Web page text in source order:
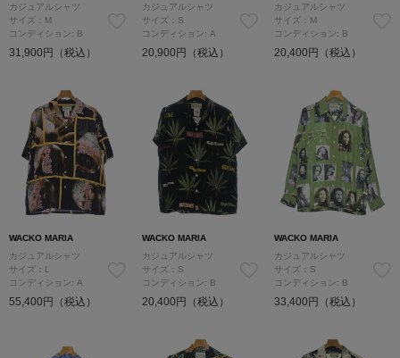
カジュアルシャツ
サイズ：M
コンディション: B
31,900円（税込）
カジュアルシャツ
サイズ：S
コンディション: A
20,900円（税込）
カジュアルシャツ
サイズ：M
コンディション: B
20,400円（税込）
WACKO MARIA
カジュアルシャツ
サイズ：L
コンディション: A
55,400円（税込）
WACKO MARIA
カジュアルシャツ
サイズ：S
コンディション: B
20,400円（税込）
WACKO MARIA
カジュアルシャツ
サイズ：S
コンディション: B
33,400円（税込）